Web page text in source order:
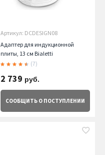
Артикул: DCDESIGN08
Адаптер для индукционной
плиты, 13 см Bialetti
(7)
2 739 руб.
СООБЩИТЬ О ПОСТУПЛЕНИИ